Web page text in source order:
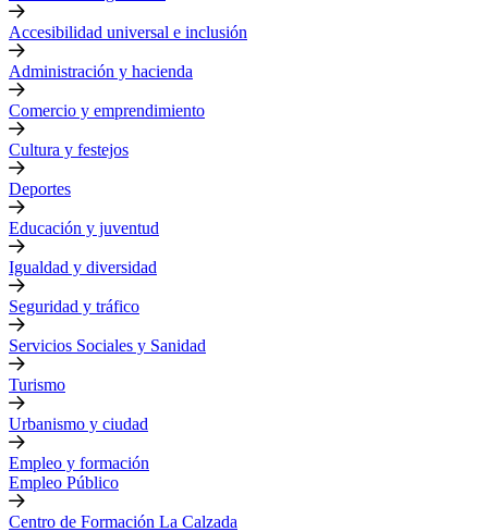
Accesibilidad universal e inclusión
Administración y hacienda
Comercio y emprendimiento
Cultura y festejos
Deportes
Educación y juventud
Igualdad y diversidad
Seguridad y tráfico
Servicios Sociales y Sanidad
Turismo
Urbanismo y ciudad
Empleo y formación
Empleo Público
Centro de Formación La Calzada